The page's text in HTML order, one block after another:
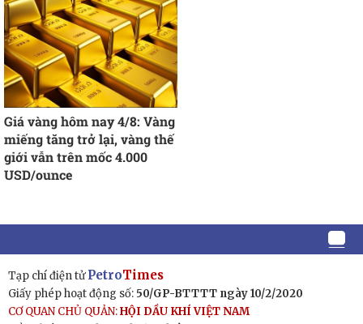
Giá vàng hôm nay 4/8: Vàng
miếng tăng trở lại, vàng thế
giới vẫn trên mốc 4.000
USD/ounce
Tạp chí điện tửPetroTimes
Giấy phép hoạt động số: 50/GP-BTTTT ngày 10/2/2020
CƠ QUAN CHỦ QUẢN:HỘI DẦU KHÍ VIỆT NAM